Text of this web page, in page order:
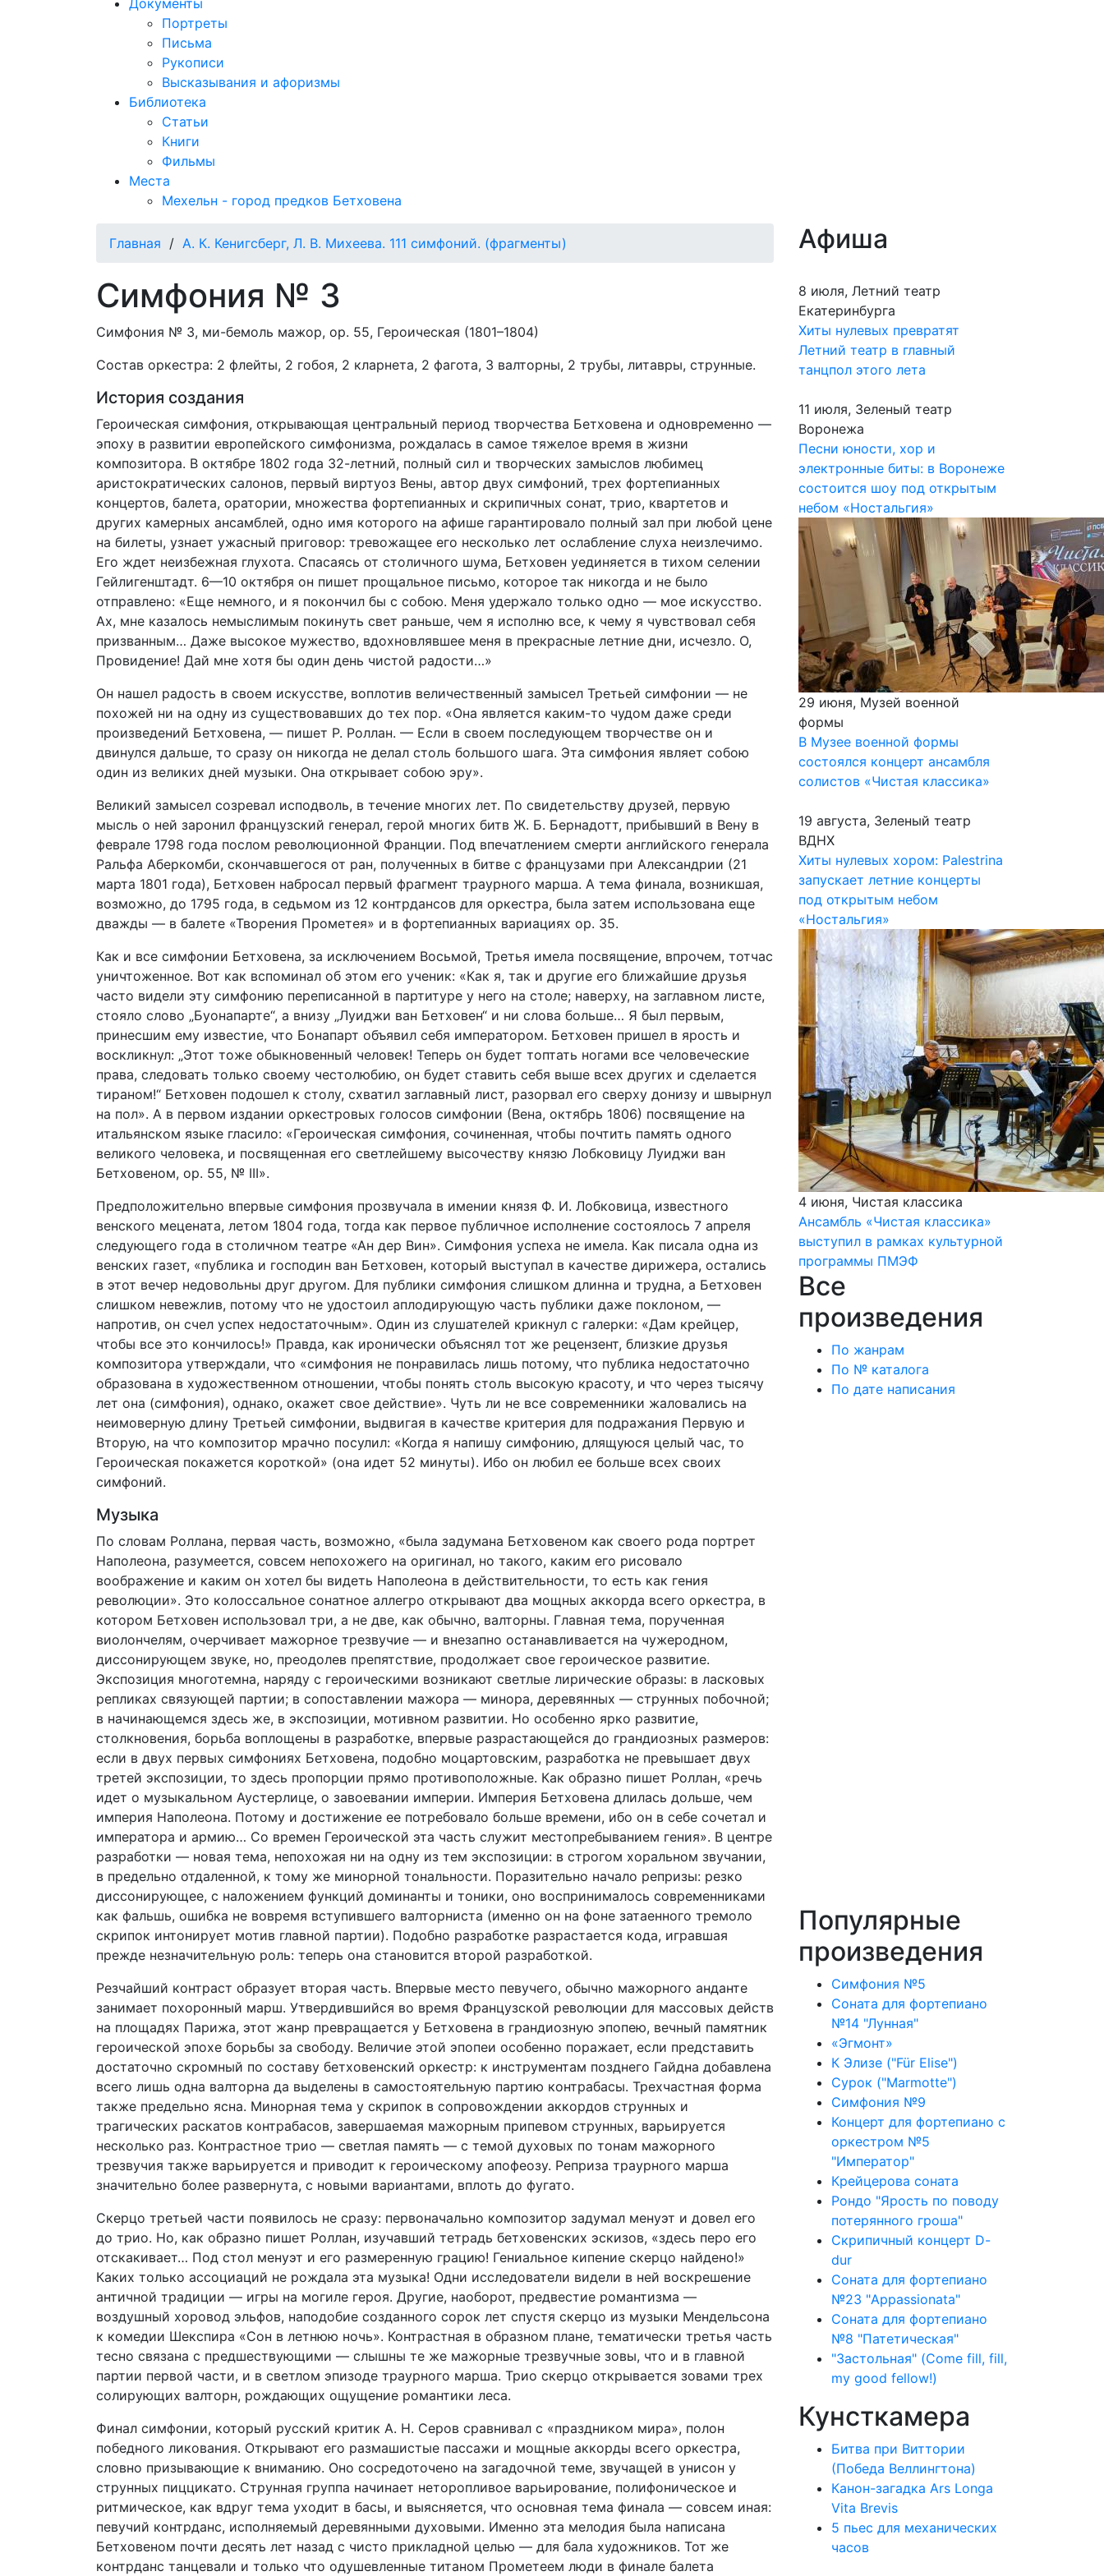
Документы
Портреты
Письма
Рукописи
Высказывания и афоризмы
Библиотека
Статьи
Книги
Фильмы
Места
Мехельн - город предков Бетховена
Главная / А. К. Кенигсберг, Л. В. Михеева. 111 симфоний. (фрагменты)
Симфония № 3
Симфония № 3, ми-бемоль мажор, ор. 55, Героическая (1801–1804)
Состав оркестра: 2 флейты, 2 гобоя, 2 кларнета, 2 фагота, 3 валторны, 2 трубы, литавры, струнные.
История создания
Героическая симфония, открывающая центральный период творчества Бетховена и одновременно —
эпоху в развитии европейского симфонизма, рождалась в самое тяжелое время в жизни
композитора. В октябре 1802 года 32-летний, полный сил и творческих замыслов любимец
аристократических салонов, первый виртуоз Вены, автор двух симфоний, трех фортепианных
концертов, балета, оратории, множества фортепианных и скрипичных сонат, трио, квартетов и
других камерных ансамблей, одно имя которого на афише гарантировало полный зал при любой цене
на билеты, узнает ужасный приговор: тревожащее его несколько лет ослабление слуха неизлечимо.
Его ждет неизбежная глухота. Спасаясь от столичного шума, Бетховен уединяется в тихом селении
Гейлигенштадт. 6—10 октября он пишет прощальное письмо, которое так никогда и не было
отправлено: «Еще немного, и я покончил бы с собою. Меня удержало только одно — мое искусство.
Ах, мне казалось немыслимым покинуть свет раньше, чем я исполню все, к чему я чувствовал себя
призванным… Даже высокое мужество, вдохновлявшее меня в прекрасные летние дни, исчезло. О,
Провидение! Дай мне хотя бы один день чистой радости…»
Он нашел радость в своем искусстве, воплотив величественный замысел Третьей симфонии — не
похожей ни на одну из существовавших до тех пор. «Она является каким-то чудом даже среди
произведений Бетховена, — пишет Р. Роллан. — Если в своем последующем творчестве он и
двинулся дальше, то сразу он никогда не делал столь большого шага. Эта симфония являет собою
один из великих дней музыки. Она открывает собою эру».
Великий замысел созревал исподволь, в течение многих лет. По свидетельству друзей, первую
мысль о ней заронил французский генерал, герой многих битв Ж. Б. Бернадотт, прибывший в Вену в
феврале 1798 года послом революционной Франции. Под впечатлением смерти английского генерала
Ральфа Аберкомби, скончавшегося от ран, полученных в битве с французами при Александрии (21
марта 1801 года), Бетховен набросал первый фрагмент траурного марша. А тема финала, возникшая,
возможно, до 1795 года, в седьмом из 12 контрдансов для оркестра, была затем использована еще
дважды — в балете «Творения Прометея» и в фортепианных вариациях ор. 35.
Как и все симфонии Бетховена, за исключением Восьмой, Третья имела посвящение, впрочем, тотчас
уничтоженное. Вот как вспоминал об этом его ученик: «Как я, так и другие его ближайшие друзья
часто видели эту симфонию переписанной в партитуре у него на столе; наверху, на заглавном листе,
стояло слово „Буонапарте“, а внизу „Луиджи ван Бетховен“ и ни слова больше… Я был первым,
принесшим ему известие, что Бонапарт объявил себя императором. Бетховен пришел в ярость и
воскликнул: „Этот тоже обыкновенный человек! Теперь он будет топтать ногами все человеческие
права, следовать только своему честолюбию, он будет ставить себя выше всех других и сделается
тираном!“ Бетховен подошел к столу, схватил заглавный лист, разорвал его сверху донизу и швырнул
на пол». А в первом издании оркестровых голосов симфонии (Вена, октябрь 1806) посвящение на
итальянском языке гласило: «Героическая симфония, сочиненная, чтобы почтить память одного
великого человека, и посвященная его светлейшему высочеству князю Лобковицу Луиджи ван
Бетховеном, ор. 55, № III».
Предположительно впервые симфония прозвучала в имении князя Ф. И. Лобковица, известного
венского мецената, летом 1804 года, тогда как первое публичное исполнение состоялось 7 апреля
следующего года в столичном театре «Ан дер Вин». Симфония успеха не имела. Как писала одна из
венских газет, «публика и господин ван Бетховен, который выступал в качестве дирижера, остались
в этот вечер недовольны друг другом. Для публики симфония слишком длинна и трудна, а Бетховен
слишком невежлив, потому что не удостоил аплодирующую часть публики даже поклоном, —
напротив, он счел успех недостаточным». Один из слушателей крикнул с галерки: «Дам крейцер,
чтобы все это кончилось!» Правда, как иронически объяснял тот же рецензент, близкие друзья
композитора утверждали, что «симфония не понравилась лишь потому, что публика недостаточно
образована в художественном отношении, чтобы понять столь высокую красоту, и что через тысячу
лет она (симфония), однако, окажет свое действие». Чуть ли не все современники жаловались на
неимоверную длину Третьей симфонии, выдвигая в качестве критерия для подражания Первую и
Вторую, на что композитор мрачно посулил: «Когда я напишу симфонию, длящуюся целый час, то
Героическая покажется короткой» (она идет 52 минуты). Ибо он любил ее больше всех своих
симфоний.
Музыка
По словам Роллана, первая часть, возможно, «была задумана Бетховеном как своего рода портрет
Наполеона, разумеется, совсем непохожего на оригинал, но такого, каким его рисовало
воображение и каким он хотел бы видеть Наполеона в действительности, то есть как гения
революции». Это колоссальное сонатное аллегро открывают два мощных аккорда всего оркестра, в
котором Бетховен использовал три, а не две, как обычно, валторны. Главная тема, порученная
виолончелям, очерчивает мажорное трезвучие — и внезапно останавливается на чужеродном,
диссонирующем звуке, но, преодолев препятствие, продолжает свое героическое развитие.
Экспозиция многотемна, наряду с героическими возникают светлые лирические образы: в ласковых
репликах связующей партии; в сопоставлении мажора — минора, деревянных — струнных побочной;
в начинающемся здесь же, в экспозиции, мотивном развитии. Но особенно ярко развитие,
столкновения, борьба воплощены в разработке, впервые разрастающейся до грандиозных размеров:
если в двух первых симфониях Бетховена, подобно моцартовским, разработка не превышает двух
третей экспозиции, то здесь пропорции прямо противоположные. Как образно пишет Роллан, «речь
идет о музыкальном Аустерлице, о завоевании империи. Империя Бетховена длилась дольше, чем
империя Наполеона. Потому и достижение ее потребовало больше времени, ибо он в себе сочетал и
императора и армию… Со времен Героической эта часть служит местопребыванием гения». В центре
разработки — новая тема, непохожая ни на одну из тем экспозиции: в строгом хоральном звучании,
в предельно отдаленной, к тому же минорной тональности. Поразительно начало репризы: резко
диссонирующее, с наложением функций доминанты и тоники, оно воспринималось современниками
как фальшь, ошибка не вовремя вступившего валторниста (именно он на фоне затаенного тремоло
скрипок интонирует мотив главной партии). Подобно разработке разрастается кода, игравшая
прежде незначительную роль: теперь она становится второй разработкой.
Резчайший контраст образует вторая часть. Впервые место певучего, обычно мажорного анданте
занимает похоронный марш. Утвердившийся во время Французской революции для массовых действ
на площадях Парижа, этот жанр превращается у Бетховена в грандиозную эпопею, вечный памятник
героической эпохе борьбы за свободу. Величие этой эпопеи особенно поражает, если представить
достаточно скромный по составу бетховенский оркестр: к инструментам позднего Гайдна добавлена
всего лишь одна валторна да выделены в самостоятельную партию контрабасы. Трехчастная форма
также предельно ясна. Минорная тема у скрипок в сопровождении аккордов струнных и
трагических раскатов контрабасов, завершаемая мажорным припевом струнных, варьируется
несколько раз. Контрастное трио — светлая память — с темой духовых по тонам мажорного
трезвучия также варьируется и приводит к героическому апофеозу. Реприза траурного марша
значительно более развернута, с новыми вариантами, вплоть до фугато.
Скерцо третьей части появилось не сразу: первоначально композитор задумал менуэт и довел его
до трио. Но, как образно пишет Роллан, изучавший тетрадь бетховенских эскизов, «здесь перо его
отскакивает… Под стол менуэт и его размеренную грацию! Гениальное кипение скерцо найдено!»
Каких только ассоциаций не рождала эта музыка! Одни исследователи видели в ней воскрешение
античной традиции — игры на могиле героя. Другие, наоборот, предвестие романтизма —
воздушный хоровод эльфов, наподобие созданного сорок лет спустя скерцо из музыки Мендельсона
к комедии Шекспира «Сон в летнюю ночь». Контрастная в образном плане, тематически третья часть
тесно связана с предшествующими — слышны те же мажорные трезвучные зовы, что и в главной
партии первой части, и в светлом эпизоде траурного марша. Трио скерцо открывается зовами трех
солирующих валторн, рождающих ощущение романтики леса.
Финал симфонии, который русский критик А. Н. Серов сравнивал с «праздником мира», полон
победного ликования. Открывают его размашистые пассажи и мощные аккорды всего оркестра,
словно призывающие к вниманию. Оно сосредоточено на загадочной теме, звучащей в унисон у
струнных пиццикато. Струнная группа начинает неторопливое варьирование, полифоническое и
ритмическое, как вдруг тема уходит в басы, и выясняется, что основная тема финала — совсем иная:
певучий контрданс, исполняемый деревянными духовыми. Именно эта мелодия была написана
Бетховеном почти десять лет назад с чисто прикладной целью — для бала художников. Тот же
контрданс танцевали и только что одушевленные титаном Прометеем люди в финале балета
Афиша
8 июля, Летний театр
Екатеринбурга
Хиты нулевых превратят
Летний театр в главный
танцпол этого лета
11 июля, Зеленый театр
Воронежа
Песни юности, хор и
электронные биты: в Воронеже
состоится шоу под открытым
небом «Ностальгия»
29 июня, Музей военной
формы
В Музее военной формы
состоялся концерт ансамбля
солистов «Чистая классика»
19 августа, Зеленый театр
ВДНХ
Хиты нулевых хором: Palestrina
запускает летние концерты
под открытым небом
«Ностальгия»
4 июня, Чистая классика
Ансамбль «Чистая классика»
выступил в рамках культурной
программы ПМЭФ
Все
произведения
По жанрам
По № каталога
По дате написания
Популярные
произведения
Симфония №5
Соната для фортепиано
№14 "Лунная"
«Эгмонт»
К Элизе ("Für Elise")
Сурок ("Marmotte")
Симфония №9
Концерт для фортепиано с
оркестром №5
"Император"
Крейцерова соната
Рондо "Ярость по поводу
потерянного гроша"
Скрипичный концерт D-
dur
Соната для фортепиано
№23 "Appassionata"
Соната для фортепиано
№8 "Патетическая"
"Застольная" (Come fill, fill,
my good fellow!)
Кунсткамера
Битва при Виттории
(Победа Веллингтона)
Канон-загадка Ars Longa
Vita Brevis
5 пьес для механических
часов